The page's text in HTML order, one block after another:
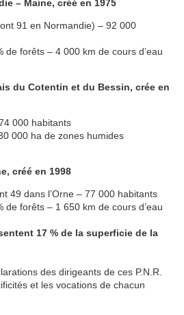
– Maine, créé en 1975
en Normandie) – 92 000
– 4 000 km de cours d’eau
du Cotentin et du Bessin, crée en
habitants
ha de zones humides
créé en 1998
dans l’Orne – 77 000 habitants
– 1 650 km de cours d’eau
17 % de la superficie de la
des dirigeants de ces P.N.R.
et les vocations de chacun